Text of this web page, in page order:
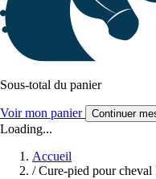
Sous-total du panier
Voir mon panier Continuer
Loading...
Accueil
/ Cure-pied pour